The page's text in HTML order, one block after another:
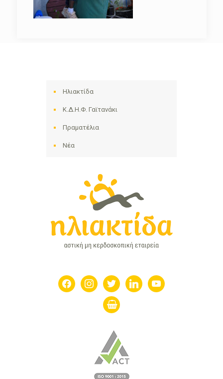
Ηλιακτίδα
Κ.Δ.Η.Φ. Γαϊτανάκι
Πραματέλια
Νέα
facebookinstagramtwitter linkedin youtube
shopping-
basket